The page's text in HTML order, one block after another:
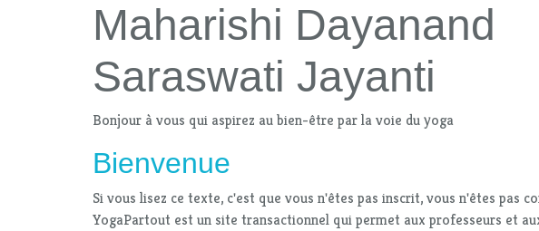
Maharishi Dayanand
Saraswati Jayanti
Bonjour à vous qui aspirez au bien-être par la voie du yoga
Bienvenue
Si vous lisez ce texte, c'est que vous n'êtes pas inscrit, vous n'êtes pas
YogaPartout est un site transactionnel qui permet aux professeurs et